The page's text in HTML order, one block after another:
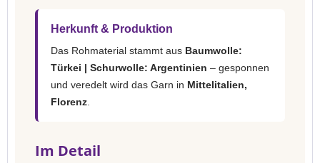
Herkunft & Produktion
Das Rohmaterial stammt aus Baumwolle:
Türkei | Schurwolle: Argentinien – gesponnen
und veredelt wird das Garn in Mittelitalien,
Florenz
Im Detail